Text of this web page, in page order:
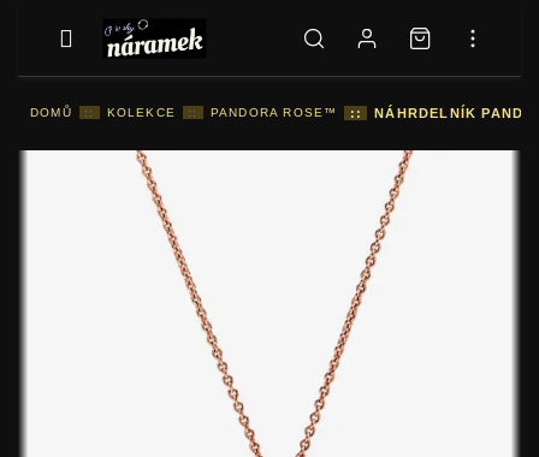
DOMŮ :: KOLEKCE :: PANDORA ROSE™ :: NÁHRDELNÍK